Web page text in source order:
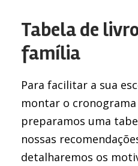
Tabela de
família
Para facilitar a sua
montar o
preparamos uma
nossas
detalharemos os